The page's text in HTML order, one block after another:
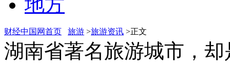
财经中国网首页 旅游 >旅游资讯 >正文
湖南省著名旅游城市，却